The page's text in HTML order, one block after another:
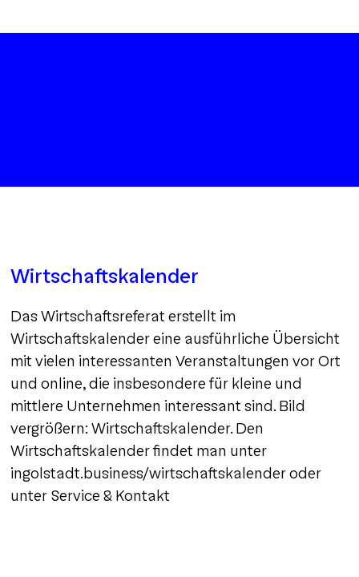
Wirtschaftskalender
Das Wirtschaftsreferat erstellt im
Wirtschaftskalender eine ausführliche Übersicht
mit vielen interessanten Veranstaltungen vor Ort
und online, die insbesondere für kleine und
mittlere Unternehmen interessant sind. Bild
vergrößern: Wirtschaftskalender. Den
Wirtschaftskalender findet man unter
ingolstadt.business/wirtschaftskalender oder
unter Service & Kontakt